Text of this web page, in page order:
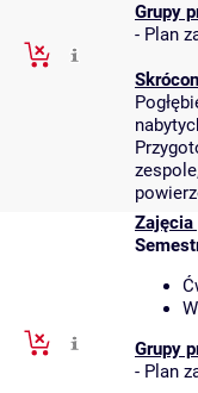
Grupy
- Plan
Zajęcia
Grupy
- Plan